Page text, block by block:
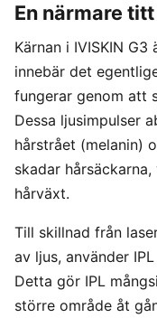
En närmare
Kärnan i IVISKIN
innebär det
fungerar genom att
Dessa ljusimpulser
hårstrået (melanin)
skadar
hårväxt.
Till skillnad från
av ljus, använder
Detta gör IPL
större område åt